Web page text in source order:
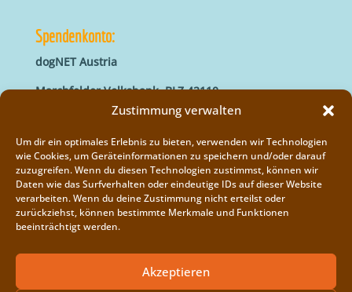
Zustimmung verwalten
Um dir ein optimales Erlebnis zu bieten, verwenden wir Technologien
wie Cookies, um Geräteinformationen zu speichern und/oder darauf
zuzugreifen. Wenn du diesen Technologien zustimmst, können wir
Daten wie das Surfverhalten oder eindeutige IDs auf dieser Website
verarbeiten. Wenn du deine Zustimmung nicht erteilst oder
zurückziehst, können bestimmte Merkmale und Funktionen
beeinträchtigt werden.
Akzeptieren
Spendenkonto:
dogNET Austria
Marchfelder Volksbank, BLZ 42110
IBAN: AT66 4211 0421 5000 0000
Cookie-Richtlinie (EU)